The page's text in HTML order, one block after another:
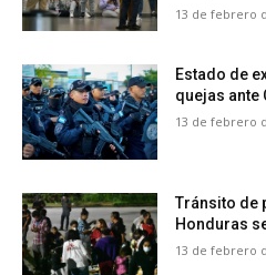
13 de febrero
Estado de
quejas ante
13 de febrero
Tránsito de
Honduras
13 de febrero